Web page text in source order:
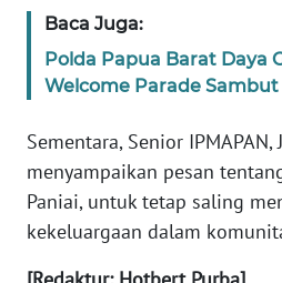
Baca Juga:
Polda Papua Barat Daya
Welcome Parade
Sementara, Senior IPMAPAN,
menyampaikan pesan
Paniai, untuk tetap saling
kekeluargaan dalam
WN
RIAU
WN
WN
JAMBI